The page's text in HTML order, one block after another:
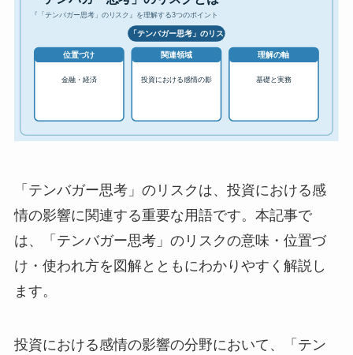
「テンバガー思考」のリスクは、投資における感
情の影響に関連する重要な用語です。本記事で
は、「テンバガー思考」のリスクの意味・位置づ
け・使われ方を図解とともにわかりやすく解説し
ます。
投資における感情の影響の分野において、「テン